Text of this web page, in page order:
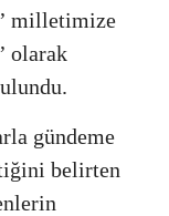
milletimize
olarak
gündeme
belirten